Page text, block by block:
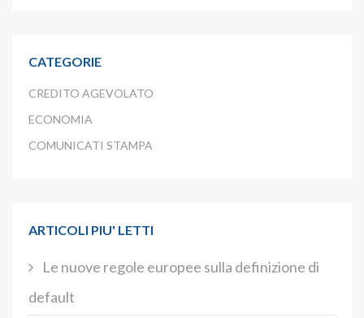
CATEGORIE
CREDITO AGEVOLATO
ECONOMIA
COMUNICATI STAMPA
ARTICOLI PIU' LETTI
Le nuove regole europee sulla definizione di
default